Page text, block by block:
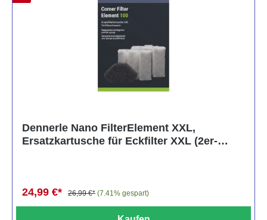
Dennerle Nano FilterElement XXL,
Ersatzkartusche für Eckfilter XXL (2er-
24,99 €* 26,99 €* (7.41% gespart)